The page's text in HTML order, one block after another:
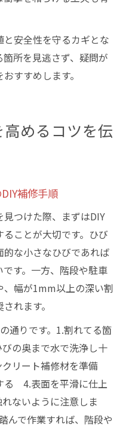
安全性を守るカギとな
所を見逃さず、疑問が
すすめします。
めるコツを伝
補修手順
つけた際、まずはDIY
ことが大切です。ひび
な小さなひびであれば
す。一方、階段や駐車
、幅が1mm以上の深い割
れます。
通りです。1.割れてる箇
の奥まで水で洗浄し十
リート補修材を準備
る 4.表面を平滑に仕上
ないように注意しま
んで作業すれば、階段や